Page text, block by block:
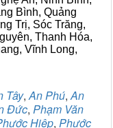
Bình, Quảng
Trị, Sóc Trăng,
Thanh Hóa,
Vĩnh Long,
Tây,An Phú,An
Đức, Phạm Văn
Hiệp, Phước